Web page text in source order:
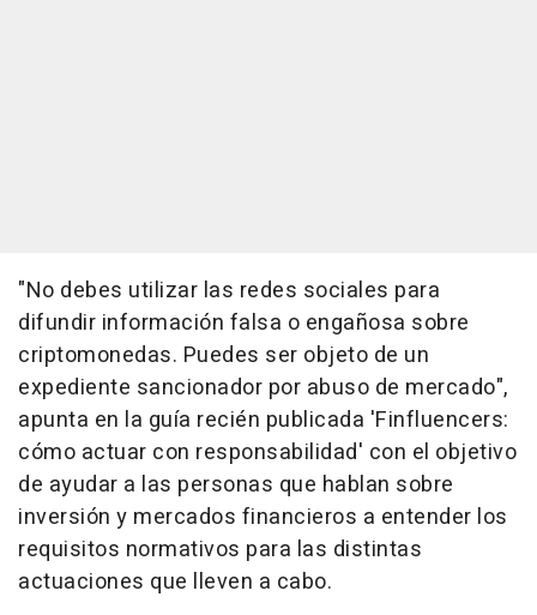
"No debes utilizar las redes sociales para
difundir información falsa o engañosa sobre
criptomonedas. Puedes ser objeto de un
expediente sancionador por abuso de mercado",
apunta en la guía recién publicada 'Finfluencers:
cómo actuar con responsabilidad' con el objetivo
de ayudar a las personas que hablan sobre
inversión y mercados financieros a entender los
requisitos normativos para las distintas
actuaciones que lleven a cabo.